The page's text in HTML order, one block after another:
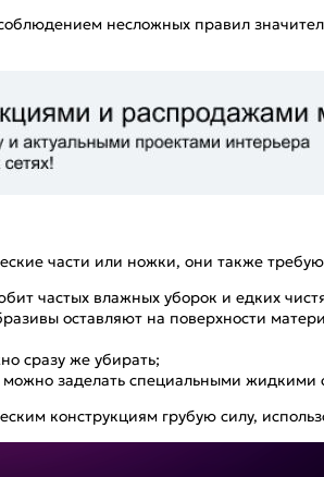
несложных правил
части или ножки, они также
частых влажных уборок и едких
оставляют на поверхности
сразу же убирать;
заделать специальными жидкими
конструкциям грубую силу,